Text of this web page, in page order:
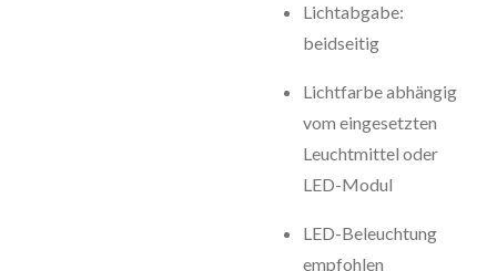
Lichtabgabe:
beidseitig
Lichtfarbe abhängig
vom eingesetzten
Leuchtmittel oder
LED-Modul
LED-Beleuchtung
empfohlen